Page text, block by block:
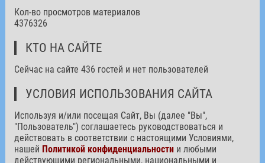
Кол-во просмотров материалов
4376326
КТО НА САЙТЕ
Сейчас на сайте 436 гостей и нет пользователей
УСЛОВИЯ ИСПОЛЬЗОВАНИЯ САЙТА
Используя и/или посещая Сайт, Вы (далее "Вы",
"Пользователь") соглашаетесь руководствоваться и
действовать в соответствии с настоящими Условиями,
нашей Политикой конфиденциальностии любыми
действующими региональными, национальными и